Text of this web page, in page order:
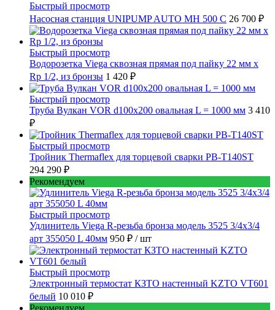
Быстрый просмотр
Насосная станция UNIPUMP AUTO MH 500 С 26 700 ₽
Быстрый просмотр
Водорозетка Viega сквозная прямая под пайку 22 мм х
Rp 1/2, из бронзы 1 420 ₽
Быстрый просмотр
Труба Вулкан VOR d100x200 овальная L = 1000 мм 3 410
₽
Быстрый просмотр
Тройник Thermaflex для торцевой сварки PB-T140ST
294 290 ₽
Рекомендуем
Быстрый просмотр
Удлинитель Viega R-резьба бронза модель 3525 3/4x3/4
арт 355050 L 40мм 950 ₽ / шт
Быстрый просмотр
Электронный термостат КЗТО настенный KZTO VT601
белый 10 010 ₽